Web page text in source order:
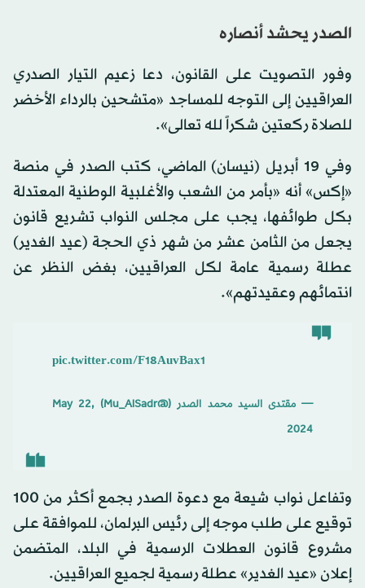
الصدر يحشد أنصاره
وفور التصويت على القانون، دعا زعيم التيار الصدري
العراقيين إلى التوجه للمساجد «متشحين بالرداء الأخضر
للصلاة ركعتين شكراً لله تعالى».
وفي 19 أبريل (نيسان) الماضي، كتب الصدر في منصة
«إكس» أنه «بأمر من الشعب والأغلبية الوطنية المعتدلة
بكل طوائفها، يجب على مجلس النواب تشريع قانون
يجعل من الثامن عشر من شهر ذي الحجة (عيد الغدير)
عطلة رسمية عامة لكل العراقيين، بغض النظر عن
انتمائهم وعقيدتهم».
pic.twitter.com/F18AuvBax1
— مقتدى السيد محمد الصدر (@Mu_AlSadr) May 22,
2024
وتفاعل نواب شيعة مع دعوة الصدر بجمع أكثر من 100
توقيع على طلب موجه إلى رئيس البرلمان، للموافقة على
مشروع قانون العطلات الرسمية في البلد، المتضمن
إعلان «عيد الغدير» عطلة رسمية لجميع العراقيين.